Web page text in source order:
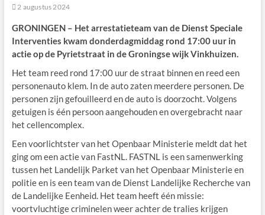
2 augustus 2024
GRONINGEN – Het arrestatieteam van de Dienst Speciale
Interventies kwam donderdagmiddag rond 17:00 uur in
actie op de Pyrietstraat in de Groningse wijk Vinkhuizen.
Het team reed rond 17:00 uur de straat binnen en reed een
personenauto klem. In de auto zaten meerdere personen. De
personen zijn gefouilleerd en de auto is doorzocht. Volgens
getuigen is één persoon aangehouden en overgebracht naar
het cellencomplex.
Een voorlichtster van het Openbaar Ministerie meldt dat het
ging om een actie van FastNL. FASTNL is een samenwerking
tussen het Landelijk Parket van het Openbaar Ministerie en
politie en is een team van de Dienst Landelijke Recherche van
de Landelijke Eenheid. Het team heeft één missie:
voortvluchtige criminelen weer achter de tralies krijgen